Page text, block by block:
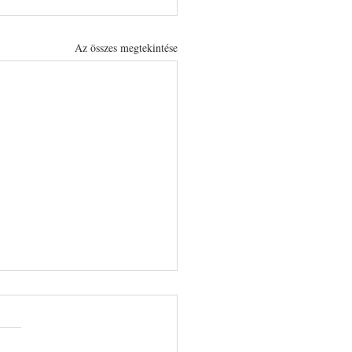
Az összes megtekintése